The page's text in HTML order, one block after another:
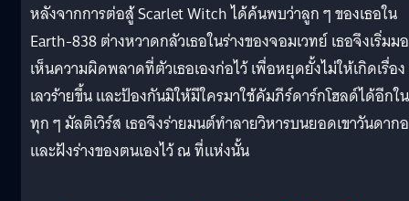
หลังจากการต่อสู้ Scarlet Witch ได้ค้นพบว่าลูก ๆ ของเธอใน
Earth-838 ต่างหวาดกลัวเธอในร่างของจอมเวทย์ เธอจึงเริ่มม
เห็นความผิดพลาดที่ตัวเธอเองก่อไว้ เพื่อหยุดยั้งไม่ให้เกิดเรื่อง
เลวร้ายขึ้น และป้องกันมิให้มีใครมาใช้คัมภีร์ดาร์กโฮลด์ได้อีกใน
ทุก ๆ มัลติเวิร์ส เธอจึงร่ายมนต์ทำลายวิหารบนยอดเขาวันดาก
และฝังร่างของตนเองไว้ ณ ที่แห่งนั้น